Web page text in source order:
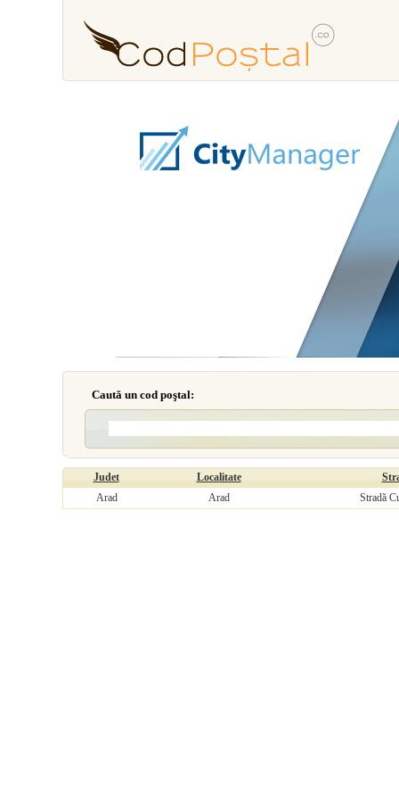
Caută un cod poştal:
Judet Localitate
Arad
Arad Stradă